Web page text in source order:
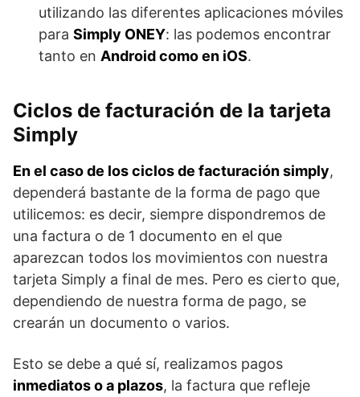
utilizando las diferentes aplicaciones móviles
para Simply ONEY: las podemos encontrar
tanto en Android como en iOS.
Ciclos de facturación de la tarjeta
Simply
En el caso de los ciclos de facturación simply,
dependerá bastante de la forma de pago que
utilicemos: es decir, siempre dispondremos de
una factura o de 1 documento en el que
aparezcan todos los movimientos con nuestra
tarjeta Simply a final de mes. Pero es cierto que,
dependiendo de nuestra forma de pago, se
crearán un documento o varios.
Esto se debe a qué sí, realizamos pagos
inmediatos o a plazos, la factura que refleje